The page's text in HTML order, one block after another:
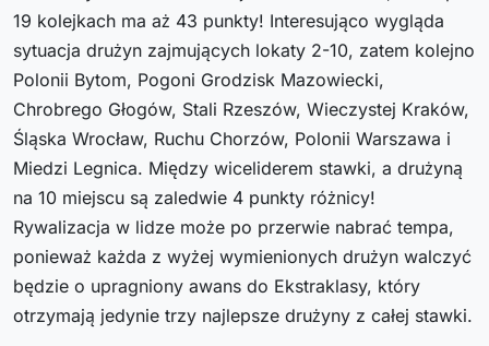
19 kolejkach ma aż 43 punkty! Interesująco wygląda
sytuacja drużyn zajmujących lokaty 2-10, zatem kolejno
Polonii Bytom, Pogoni Grodzisk Mazowiecki,
Chrobrego Głogów, Stali Rzeszów, Wieczystej Kraków,
Śląska Wrocław, Ruchu Chorzów, Polonii Warszawa i
Miedzi Legnica. Między wiceliderem stawki, a drużyną
na 10 miejscu są zaledwie 4 punkty różnicy!
Rywalizacja w lidze może po przerwie nabrać tempa,
ponieważ każda z wyżej wymienionych drużyn walczyć
będzie o upragniony awans do Ekstraklasy, który
otrzymają jedynie trzy najlepsze drużyny z całej stawki.